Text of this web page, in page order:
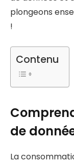
plongeons
!
Contenu
de
La